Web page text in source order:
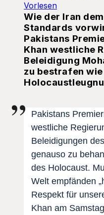
Vorlesen
Wie der Iran
Standards
Pakistans
Khan westliche
Beleidigung
zu bestrafen wie
Pakistans
westliche
Beleidigungen
genauso zu
des Holocaust.
Welt empfänden
Respekt für
Khan am